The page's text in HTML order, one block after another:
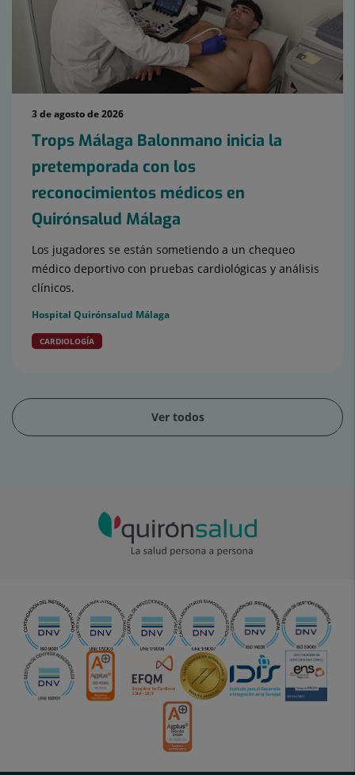
3 de agosto de 2026
Trops Málaga Balonmano inicia la
pretemporada con los
reconocimientos médicos en
Quirónsalud Málaga
Los jugadores se están sometiendo a un chequeo
médico deportivo con pruebas cardiológicas y análisis
clínicos.
Hospital Quirónsalud Málaga
CARDIOLOGÍA
Ver todos